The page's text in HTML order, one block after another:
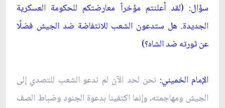
سؤال: (لقد أعلنتم مؤخراً معارضتكم للحكومة العسكرية
الجديدة. هل ستدعون الشعب للانتفاضة ضد الجيش فضلًا
عن ثورته ضد الشاه؟)
الإمام الخميني: نحن لحد الآن لم ندعو الشعب للتصدي إلى
الجيش ومهاجمته، وإنما اكتفينا بدعوة الجنود وضباط الصف